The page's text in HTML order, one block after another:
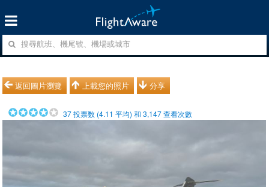
返回圖片瀏覽 上載您的照片 分享
37投票数 (4.11 平均) 和3,147查看次數